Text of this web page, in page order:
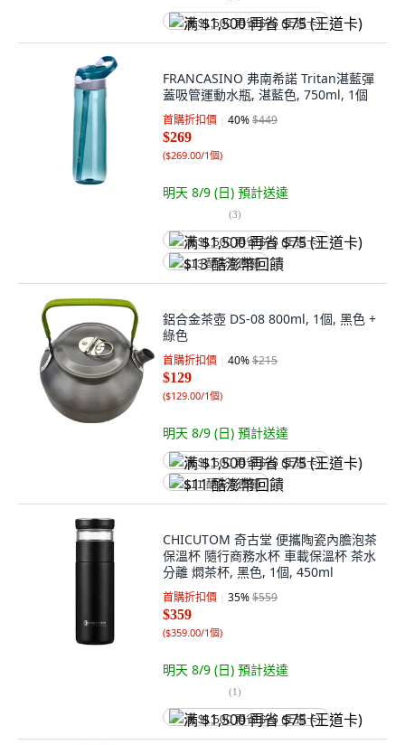
满 $1,500 再省 $75 (王道卡)
FRANCASINO 弗南希諾 Tritan湛藍彈
蓋吸管運動水瓶, 湛藍色, 750ml, 1個
首購折扣價 40%$449
$269
($269.00/1個)
明天 8/9 (日) 預計送達
(3)
满 $1,500 再省 $75 (王道卡)
$13 酷澎幣回饋
鋁合金茶壺 DS-08 800ml, 1個, 黑色 +
綠色
首購折扣價 40%$215
$129
($129.00/1個)
明天 8/9 (日) 預計送達
满 $1,500 再省 $75 (王道卡)
$11 酷澎幣回饋
CHICUTOM 奇古堂 便攜陶瓷內膽泡茶
保溫杯 隨行商務水杯 車載保溫杯 茶水
分離 燜茶杯, 黑色, 1個, 450ml
首購折扣價 35%$559
$359
($359.00/1個)
明天 8/9 (日) 預計送達
(1)
满 $1,500 再省 $75 (王道卡)